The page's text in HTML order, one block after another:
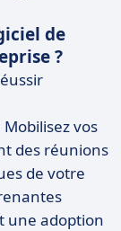
de
?
Mobilisez vos
des réunions
de votre
une adoption